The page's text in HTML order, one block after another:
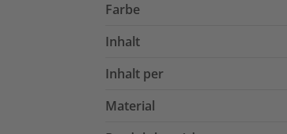
Farbe
Inhalt
Inhalt per
Material